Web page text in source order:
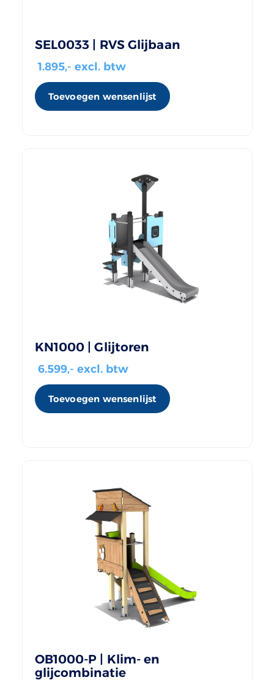
SEL0033 | RVS Glijbaan
1.895,- excl. btw
Toevoegen wensenlijst
KN1000 | Glijtoren
6.599,- excl. btw
Toevoegen wensenlijst
OB1000-P | Klim- en
glijcombinatie